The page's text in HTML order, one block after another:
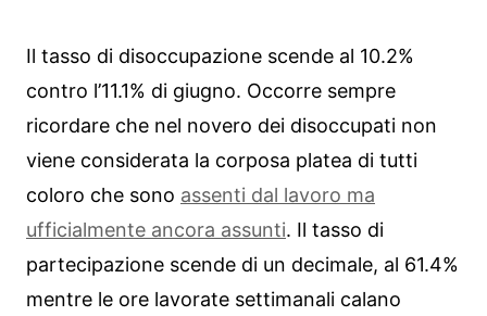
Il tasso di disoccupazione scende al 10.2%
contro l’11.1% di giugno. Occorre sempre
ricordare che nel novero dei disoccupati non
viene considerata la corposa platea di tutti
coloro che sono assenti dal lavoro ma
ufficialmente ancora assunti. Il tasso di
partecipazione scende di un decimale, al 61.4%
mentre le ore lavorate settimanali calano